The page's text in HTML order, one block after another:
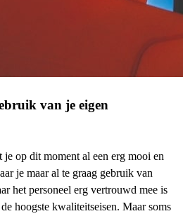
van je eigen
op dit moment al een erg mooi en
je maar al te graag gebruik van
het personeel erg vertrouwd mee is
hoogste kwaliteitseisen. Maar soms